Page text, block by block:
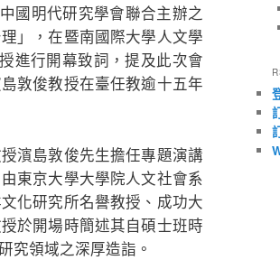
明代研究學會聯合主辦之
」，在暨南國際大學人文學
進行開幕致詞，提及此次會
敦俊教授在臺任教逾十五年
濱島敦俊先生擔任專題演講
東京大學大學院人文社會系
化研究所名譽教授、成功大
於開場時簡述其自碩士班時
究領域之深厚造詣。